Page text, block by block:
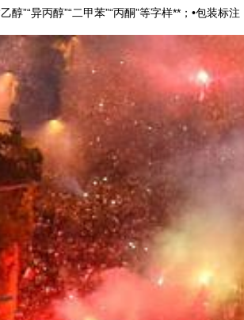
醇”“异丙醇”“二甲苯”“丙酮”等字样**；•包装